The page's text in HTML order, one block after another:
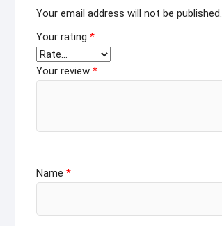
Your email address will not be published.
Your rating *
Your review *
Name *